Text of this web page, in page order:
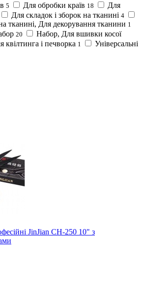
5 Для обробки країв 18
Для
Для складок і зборок на тканині 4
тканині, Для декорування тканини 1
20
Набор, Для вшивки косої
квілтинга і печворка 1
Універсальні
JinJian CH-250 10" з